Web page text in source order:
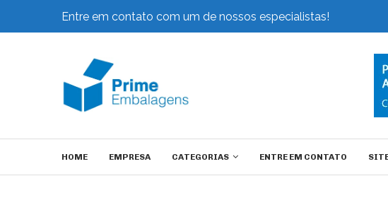
Entre em contato com um de nossos especialistas!
HOME EMPRESA CATEGORIAS ENTRE EM CONTATO